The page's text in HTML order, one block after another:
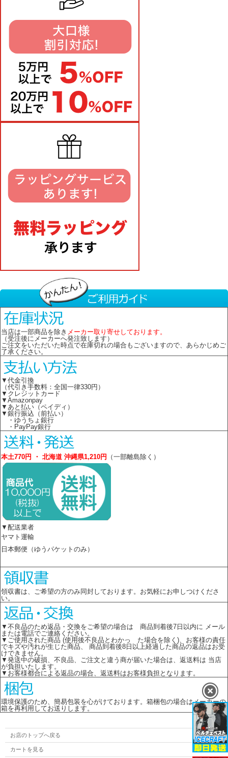
当店は一部商品を除き メーカー取り寄せしております。
（受注後にメーカーへ発注致します）
ご注文をいただいた時点で在庫切れの場合もございますので、あらかじめご
了承ください。
▼代金引換
（代引き手数料：全国一律330円）
▼クレジットカード
▼Amazonpay
▼あと払い（ペイディ）
▼銀行振込（前払い）
・ゆうちょ銀行
・PayPay銀行
本土770円 ・ 北海道 沖縄県1,210円 （一部離島除く）
▼配送業者
ヤマト運輸
日本郵便（ゆうパケットのみ）
領収書は、ご希望の方のみ同封しております。お気軽にお申しつけくださ
い。
▼不良品のため返品・交換をご希望の場合は 商品到着後7日以内に メール
または電話でご連絡ください。
▼ご使用された商品 (使用後不良品とわかっ た場合を除く)、お客様の責任
でキズや汚れが生じた商品、 商品到着後8日以上経過した商品の返品はお受
けできません。
▼発送中の破損、不良品、ご注文と違う商が届いた場合は、返送料は 当店
が負担いたします。
▼お客様都合による返品の場合、返送料はお客様負担となります。
環境保護のため、簡易包装を心がけております。箱梱包の場合はメーカーの
箱を再利用してお送りします。
お店のトップへ戻る
カートを見る